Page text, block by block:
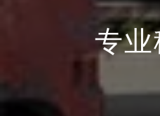
专